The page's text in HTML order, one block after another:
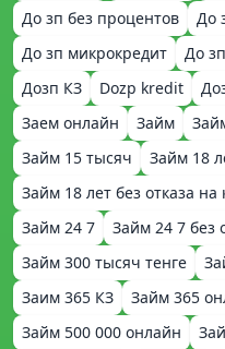
До зп без процентов
До
До зп микрокредит
До
Дозп КЗ
Dozp kredit
Заем онлайн
Займ
Займ 15 тысяч
Займ 18
Займ 18 лет без отказа на
Займ 24 7
Займ 24 7 без
Займ 300 тысяч тенге
Заим 365 КЗ
Займ 365
Займ 500 000 онлайн